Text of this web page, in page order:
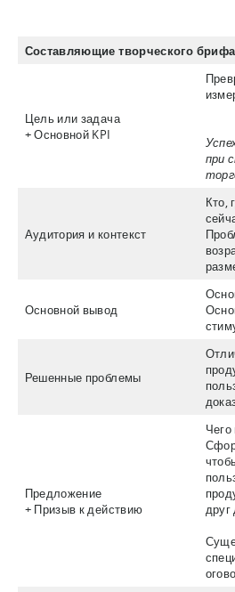
Составляющие творческого брифа
Цель или задача
+ Основной KPI
при
Аудитория и контекст
Кто,
Основной вывод
Решенные проблемы
Предложение
+ Призыв к действию
друг